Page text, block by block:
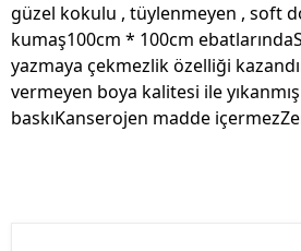
güzel kokulu , tüylenmeyen , soft
kumaş100cm * 100cm
yazmaya çekmezlik özelliği
vermeyen boya kalitesi ile
baskıKanserojen madde